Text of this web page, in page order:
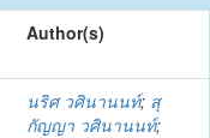
Author(s)
นริศ วศินานนท์; สุ
กัญญา วศินานนท์;